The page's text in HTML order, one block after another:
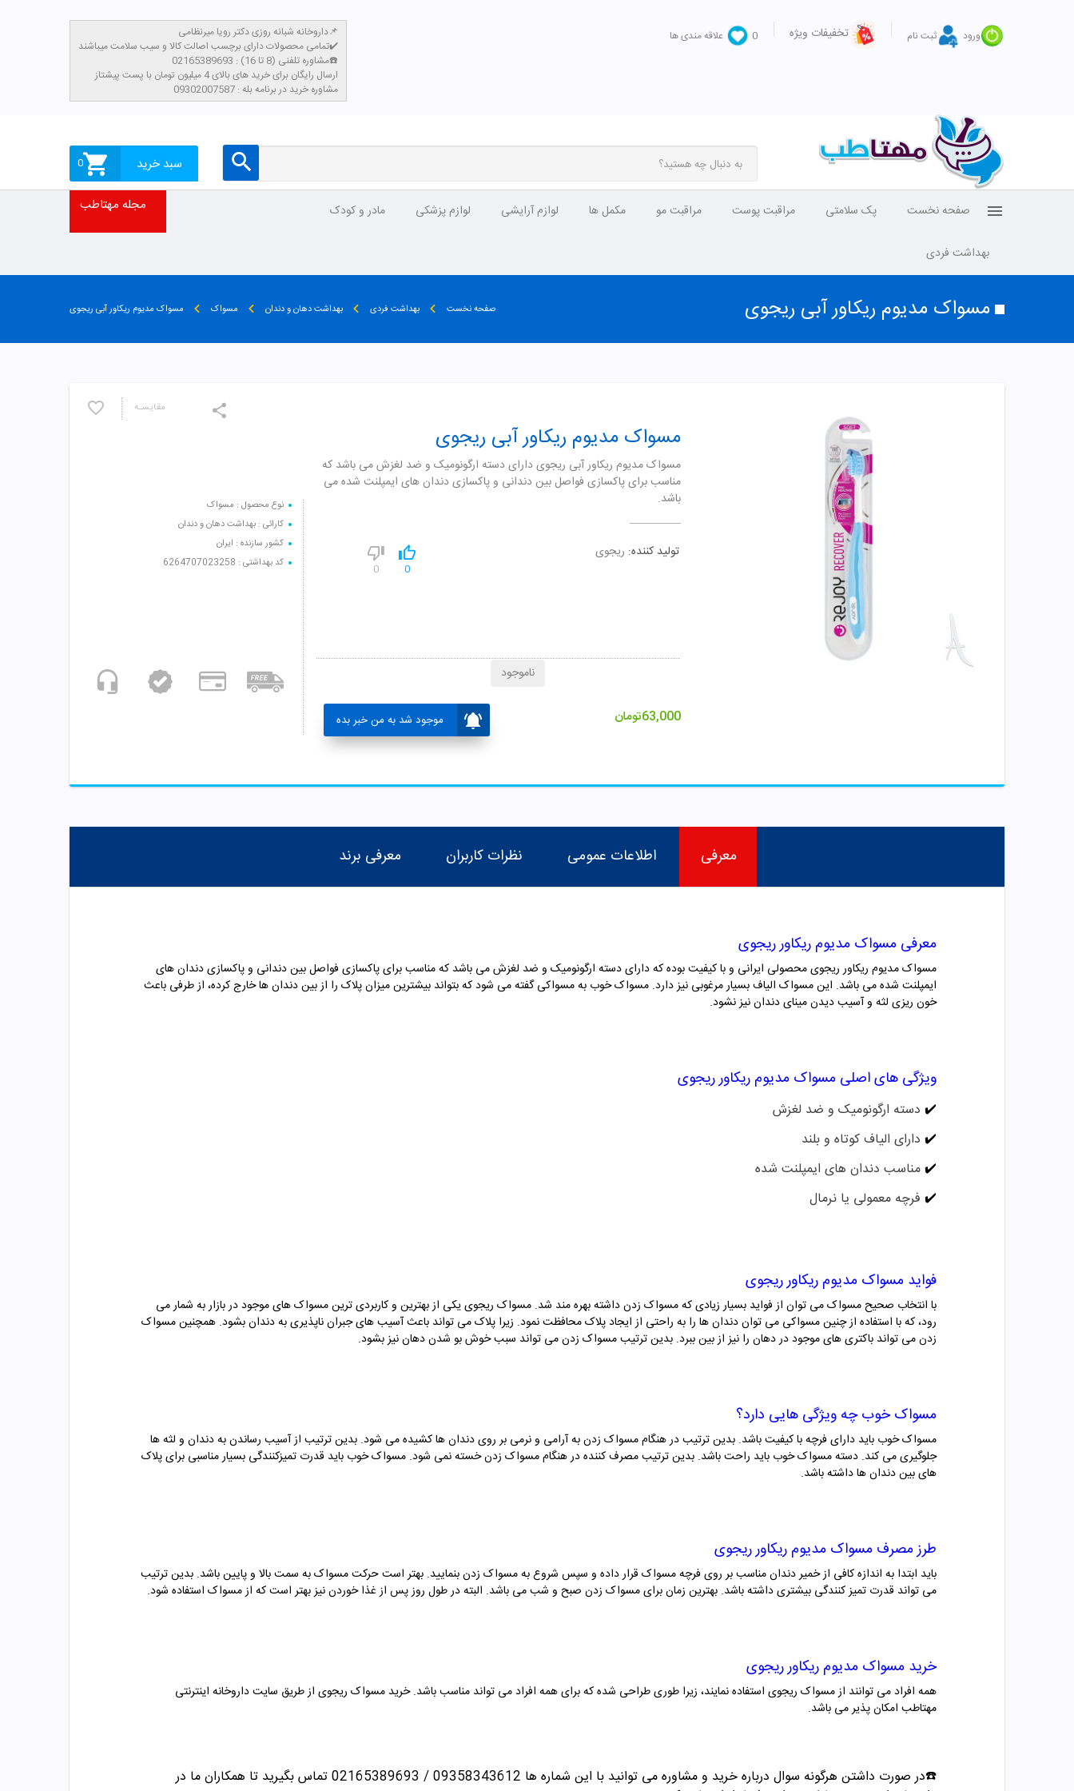
ورود ثبت نام تخفیفات ویژه 0 علاقه مندی ها
داروخانه شبانه روزی دکتر رویا میرنظامی📌
تمامی محصولات دارای برچسب اصالت کالا و سیب سلامت میباشند✔️
مشاوره تلفنی (8 تا 16) : 02165389693☎️
​ارسال رایگان برای خرید های بالای 4 میلیون تومان با پست پیشتاز
مشاوره خرید در برنامه بله : 09302007587
سبد خرید 0
صفحه نخست پک سلامتی مراقبت پوست مراقبت مو مکمل ها لوازم آرایشی لوازم پزشکی مادر و کودک
بهداشت فردی
مجله مهتاطب
مسواک مدیوم ریکاور آبی ریجوی صفحه نخست بهداشت فردی بهداشت دهان و دندان مسواک مسواک مدیوم ریکاور آبی ریجوی
مقایسـه
نوع محصول : مسواک
کارائی : بهداشت دهان و دندان
کشور سازنده : ایران
کد بهداشتی : 6264707023258
مسواک مدیوم ریکاور آبی ریجوی
مسواک مدیوم ریکاور آبی ریجوی دارای دسته ارگونومیک و ضد لغزش می باشد که
مناسب برای پاکسازی فواصل بین دندانی و پاکسازی دندان های ایمپلنت شده می
باشد.
تولید کننده: ریجوی
0
0
63,000تومان موجود شد به من خبر بده
ناموجود
معرفی اطلاعات عمومی نظرات کاربران معرفی برند
معرفی مسواک مدیوم ریکاور ریجوی
مسواک مدیوم ریکاور ریجوی محصولی ایرانی و با کیفیت بوده که دارای دسته ارگونومیک و ضد لغزش می باشد که مناسب برای پاکسازی فواصل بین دندانی و پاکسازی دندان های
ایمپلنت شده می باشد. این مسواک الیاف بسیار مرغوبی نیز دارد. مسواک خوب به مسواکی گفته می شود که بتواند بیشترین میزان پلاک را از بین دندان ها خارج کرده، از طرفی باعث
خون ریزی لثه و آسیب دیدن مینای دندان نیز نشود.
ویژگی های اصلی مسواک مدیوم ریکاور ریجوی
✔️ دسته ارگونومیک و ضد لغزش
✔️ دارای الیاف کوتاه و بلند
✔️مناسب دندان های ایمپلنت شده
✔️ فرچه معمولی یا نرمال
فواید مسواک مدیوم ریکاور ریجوی
با انتخاب صحیح مسواک می توان از فواید بسیار زیادی که مسواک زدن داشته بهره مند شد. مسواک ریجوییکی از بهترین و کاربردی ترین مسواک های موجود در بازار به شمار می
رود، که با استفاده از چنین مسواکی می توان دندان ها را به راحتی از ایجاد پلاک محافظت نمود. زیرا پلاک می تواند باعث آسیب های جبران ناپذیری به دندان بشود. همچنین مسواک
زدن می تواند باکتری های موجود در دهان را نیز از بین ببرد. بدین ترتیب مسواک زدن می تواند سبب خوش بو شدن دهان نیز بشود.
مسواک خوب چه ویژگی هایی دارد؟
مسواک خوب باید دارای فرچه با کیفیت باشد. بدین ترتیب در هنگام مسواک زدن به آرامی و نرمی بر روی دندان ها کشیده می شود. بدین ترتیب از آسیب رساندن به دندان و لثه ها
جلوگیری می کند. دسته مسواک خوب باید راحت باشد. بدین ترتیب مصرف کننده در هنگام مسواک زدن خسته نمی شود. مسواک خوب باید قدرت تمیزکنندگی بسیار مناسبی برای پلاک
های بین دندان ها داشته باشد.
طرز مصرف مسواک مدیوم ریکاور ریجوی
باید ابتدا به اندازه کافی از خمیر دندان مناسب بر روی فرچه مسواک قرار داده و سپس شروع به مسواک زدن بنمایید. بهتر است حرکت مسواک به سمت بالا و پایین باشد. بدین ترتیب
می تواند قدرت تمیز کنندگی بیشتری داشته باشد. بهترین زمان برای مسواک زدن صبح و شب می باشد. البته در طول روز پس از غذا خوردن نیز بهتر است که از مسواک استفاده شود.
خرید مسواک مدیوم ریکاور ریجوی
همه افراد می توانند ازمسواک ریجوی استفاده نمایند، زیرا طوری طراحی شده که برای همه افراد می تواند مناسب باشد. خرید مسواک ریجوی از طریق سایت داروخانه اینترنتی
مهتاطب امکان پذیر می باشد.
☎️در صورت داشتن هرگونه سوال درباره خرید و مشاوره می توانید با این شماره ها 09358343612 / 02165389693
تماس بگیرید تا همکاران ما در